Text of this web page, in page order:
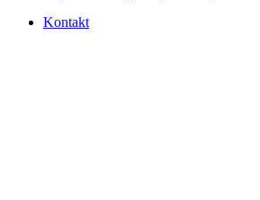
Kontakt